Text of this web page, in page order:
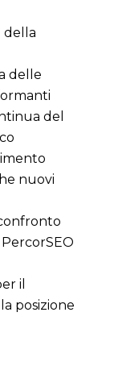
della
delle
del
nuovi
il
posizione